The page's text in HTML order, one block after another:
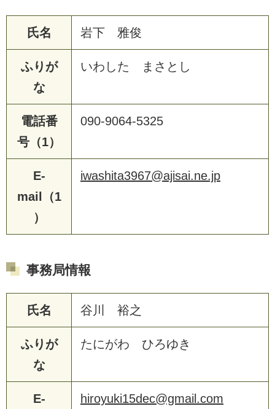
氏名 岩下 雅俊
ふりが
な
いわした まさとし
電話番
号（1）
090-9064-5325
E-
mail（1
）
iwashita3967@ajisai.ne.jp
事務局情報
氏名 谷川 裕之
ふりが
な
たにがわ ひろゆき
E-
hiroyuki15dec@gmail.com